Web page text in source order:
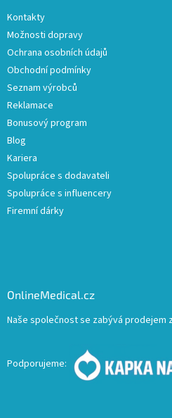
Kontakty
Možnosti dopravy
Ochrana osobních údajů
Obchodní podmínky
Seznam výrobců
Reklamace
Bonusový program
Blog
Kariera
Spolupráce s dodavateli
Spolupráce s influencery
Firemní dárky
OnlineMedical.cz
Naše společnost se zabývá prodejem
Podporujeme: